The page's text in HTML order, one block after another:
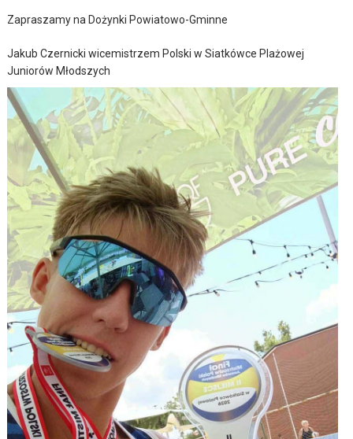
Zapraszamy na Dożynki Powiatowo-Gminne
Jakub Czernicki wicemistrzem Polski w Siatkówce Plażowej
Juniorów Młodszych